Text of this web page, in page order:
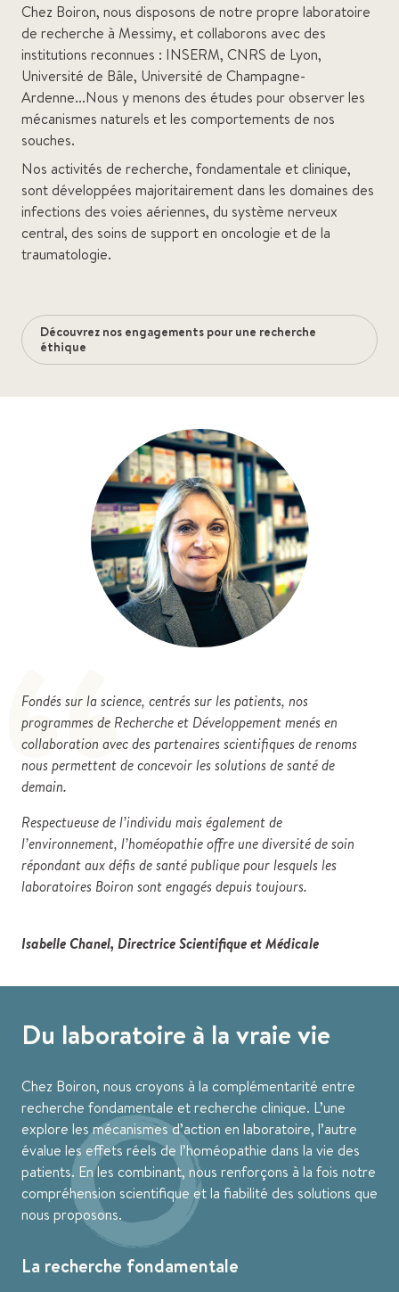
Chez Boiron, nous disposons de notre propre laboratoire
de recherche à Messimy, et collaborons avec des
institutions reconnues : INSERM, CNRS de Lyon,
Université de Bâle, Université de Champagne-
Ardenne...Nous y menons des études pour observer les
mécanismes naturels et les comportements de nos
souches.
Nos activités de recherche, fondamentale et clinique,
sont développées majoritairement dans les domaines des
infections des voies aériennes, du système nerveux
central, des soins de support en oncologie et de la
traumatologie.
Découvrez nos engagements pour une recherche
éthique
“
Fondés sur la science, centrés sur les patients, nos
programmes de Recherche et Développement menés en
collaboration avec des partenaires scientifiques de renoms
nous permettent de concevoir les solutions de santé de
demain.
Respectueuse de l’individu mais également de
l’environnement, l’homéopathie offre une diversité de soin
répondant aux défis de santé publique pour lesquels les
laboratoires Boiron sont engagés depuis toujours.
Isabelle Chanel, Directrice Scientifique et Médicale
Du laboratoire à la vraie vie
Chez Boiron, nous croyons à la complémentarité entre
recherche fondamentale et recherche clinique. L’une
explore les mécanismes d’action en laboratoire, l’autre
évalue les effets réels de l’homéopathie dans la vie des
patients. En les combinant, nous renforçons à la fois notre
compréhension scientifique et la fiabilité des solutions que
nous proposons.
La recherche fondamentale